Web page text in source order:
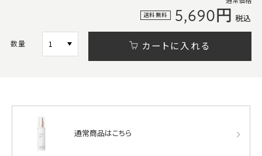
送料無料 5,690円 税込
カートに入れる
数量
通常商品はこちら